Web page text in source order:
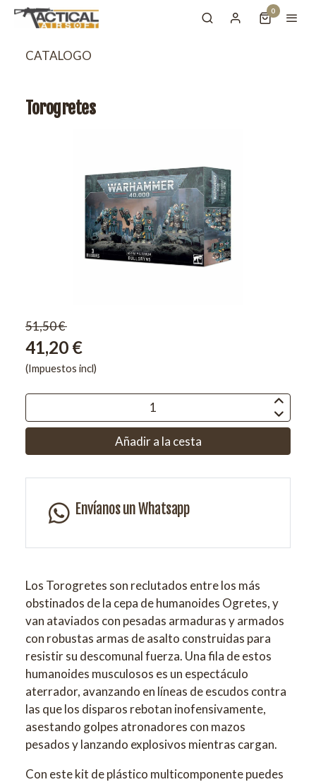
0
CATALOGO
Torogretes
51,50 €
41,20 €
(Impuestos incl)
Añadir a la cesta
Envíanos un Whatsapp
Los Torogretes son reclutados entre los más
obstinados de la cepa de humanoides Ogretes, y
van ataviados con pesadas armaduras y armados
con robustas armas de asalto construidas para
resistir su descomunal fuerza. Una fila de estos
humanoides musculosos es un espectáculo
aterrador, avanzando en líneas de escudos contra
las que los disparos rebotan inofensivamente,
asestando golpes atronadores con mazos
pesados y lanzando explosivos mientras cargan.
Con este kit de plástico multicomponente puedes